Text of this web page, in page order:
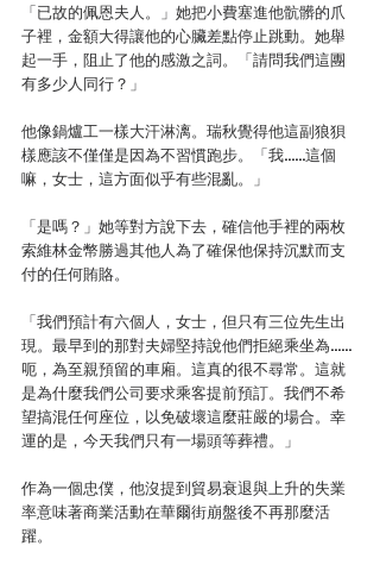
「已故的佩恩夫人。」她把小費塞進他骯髒的爪
子裡，金額大得讓他的心臟差點停止跳動。她舉
起一手，阻止了他的感激之詞。「請問我們這團
有多少人同行？」
他像鍋爐工一樣大汗淋漓。瑞秋覺得他這副狼狽
樣應該不僅僅是因為不習慣跑步。「我……這個
嘛，女士，這方面似乎有些混亂。」
「是嗎？」她等對方說下去，確信他手裡的兩枚
索維林金幣勝過其他人為了確保他保持沉默而支
付的任何賄賂。
「我們預計有六個人，女士，但只有三位先生出
現。最早到的那對夫婦堅持說他們拒絕乘坐為……
呃，為至親預留的車廂。這真的很不尋常。這就
是為什麼我們公司要求乘客提前預訂。我們不希
望搞混任何座位，以免破壞這麼莊嚴的場合。幸
運的是，今天我們只有一場頭等葬禮。」
作為一個忠僕，他沒提到貿易衰退與上升的失業
率意味著商業活動在華爾街崩盤後不再那麼活
躍。